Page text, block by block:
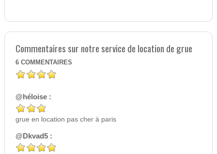
Commentaires sur notre service de location de grue
6 COMMENTAIRES
@héloise :
grue en location pas cher à paris
@Dkvad5 :